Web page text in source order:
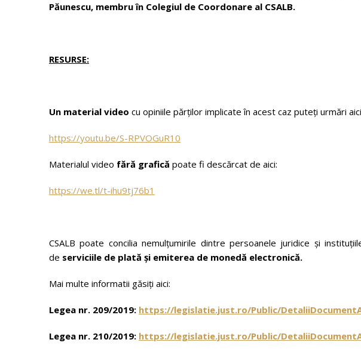
Păunescu, membru în Colegiul de Coordonare al CSALB.
RESURSE:
Un material video cu opiniile părților implicate în acest caz puteți urmări
https://youtu.be/S-RPVOGuR10
Materialul video fără grafică poate fi descărcat de aici:
https://we.tl/t-ihu9tj76b1
CSALB poate concilia nemulțumirile dintre persoanele juridice și
de serviciile de plată și emiterea de monedă electronică.
Mai multe informatii găsiți aici:
Legea nr. 209/2019: https://legislatie.just.ro/Public/
Legea nr. 210/2019: https://legislatie.just.ro/Public/